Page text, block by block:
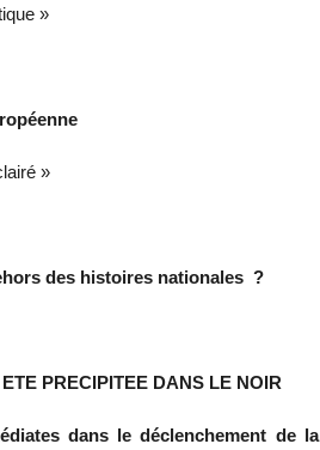
»
»
des histoires nationales ?
PRECIPITEE DANS LE NOIR
dans le déclenchement de la